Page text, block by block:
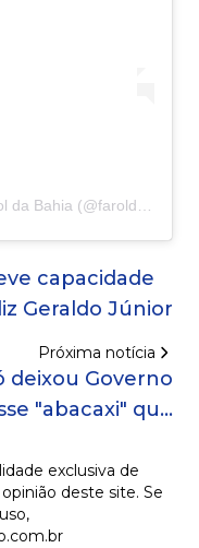
capacidade
Geraldo Júnior
Próxima notícia
deixou Governo
"abacaxi" que
diz Rui Costa
exclusiva de
deste site. Se